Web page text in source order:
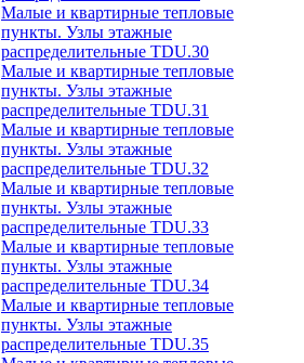
Малые и квартирные тепловые
пункты. Узлы этажные
распределительные TDU.30
Малые и квартирные тепловые
пункты. Узлы этажные
распределительные TDU.31
Малые и квартирные тепловые
пункты. Узлы этажные
распределительные TDU.32
Малые и квартирные тепловые
пункты. Узлы этажные
распределительные TDU.33
Малые и квартирные тепловые
пункты. Узлы этажные
распределительные TDU.34
Малые и квартирные тепловые
пункты. Узлы этажные
распределительные TDU.35